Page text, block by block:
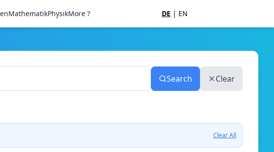
MathematikPhysikMore ? DE | EN
Search Clear
Clear All